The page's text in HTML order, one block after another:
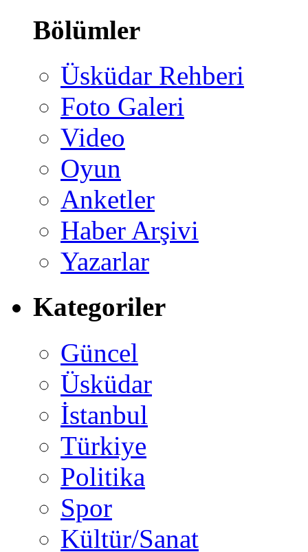
Bölümler
Üsküdar Rehberi
Foto Galeri
Video
Oyun
Anketler
Haber Arşivi
Yazarlar
Kategoriler
Güncel
Üsküdar
İstanbul
Türkiye
Politika
Spor
Kültür/Sanat